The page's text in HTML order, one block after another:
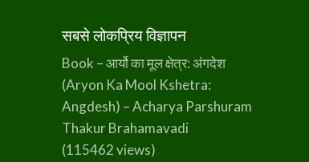
सबसे लोकप्रिय विज्ञापन
Book – आर्यो का मूल क्षेत्र: अंगदेश
(Aryon Ka Mool Kshetra:
Angdesh) – Acharya Parshuram
Thakur Brahamavadi
(115462 views)